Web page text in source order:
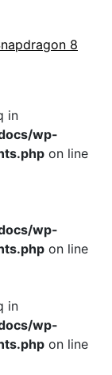
8
in
wp-
on line
wp-
on line
in
wp-
on line